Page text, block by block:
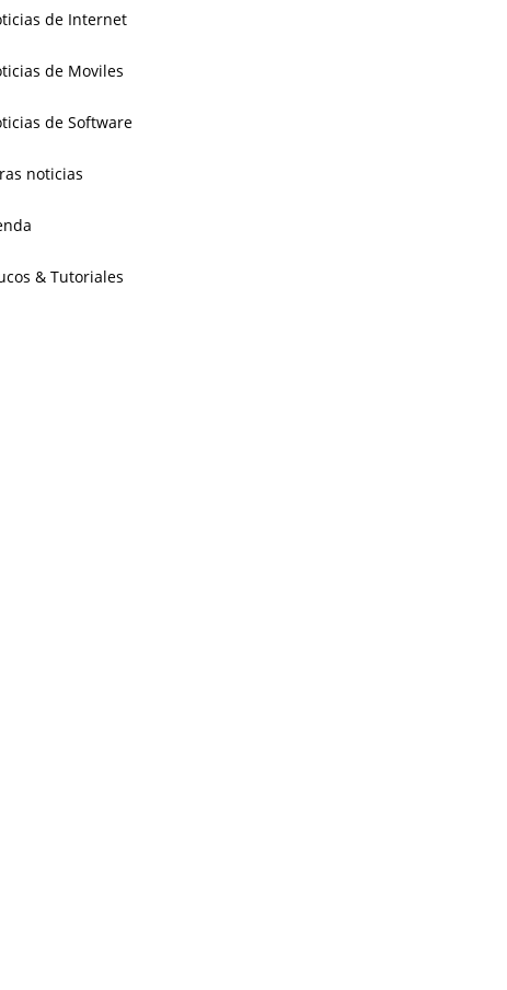
de Internet
de Moviles
de Software
noticias
& Tutoriales